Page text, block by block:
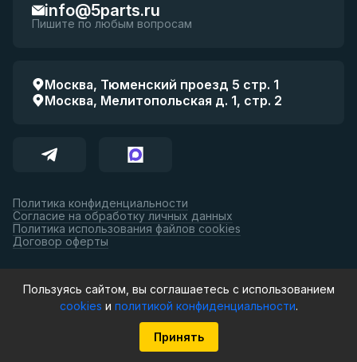
info@5parts.ru
Пишите по любым вопросам
Москва, Тюменский проезд 5 стр. 1
Москва, Мелитопольская д. 1, стр. 2
Политика конфиденциальности
Согласие на обработку личных данных
Политика использования файлов cookies
Договор оферты
Принимаем к оплате:
© 5parts, 2026. Все права защищены.
Пользуясь сайтом, вы соглашаетесь с использованием
cookies и политикой конфиденциальности.
Принять